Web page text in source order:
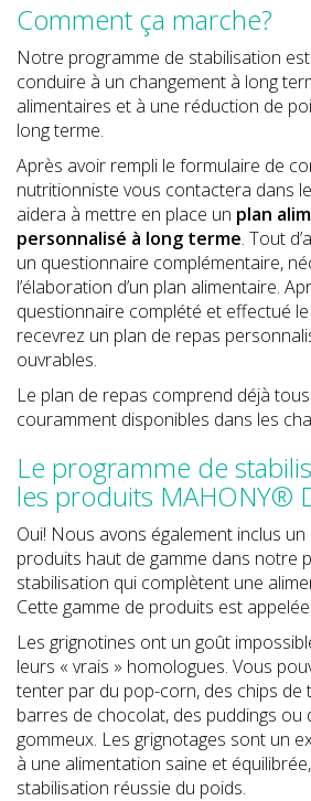
Comment ça marche?
Notre programme de stabilisation
conduire à un changement à long
alimentaires et à une réduction de
long terme.
Après avoir rempli le formulaire de
nutritionniste vous contactera dans
aidera à mettre en place un plan
personnalisé à long terme. Tout
un questionnaire complémentaire,
l’élaboration d’un plan alimentaire.
questionnaire complété et effectué
recevrez un plan de repas
ouvrables.
Le plan de repas comprend déjà
couramment disponibles dans les
Le programme de
les produits MAHONY®
Oui! Nous avons également inclus
produits haut de gamme dans notre
stabilisation qui complètent une
Cette gamme de produits est
Les grignotines ont un goût
leurs « vrais » homologues. Vous
tenter par du pop-corn, des chips de
barres de chocolat, des puddings ou
gommeux. Les grignotages sont un
à une alimentation saine et
stabilisation réussie du poids.